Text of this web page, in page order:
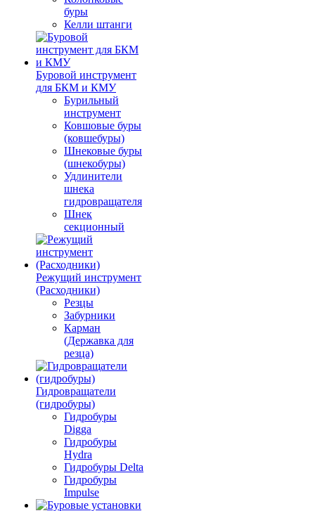
буры
Келли штанги
Буровой инструмент
для БКМ и КМУ
Бурильный
инструмент
Ковшовые буры
(ковшебуры)
Шнековые буры
(шнекобуры)
Удлинители
шнека
гидровращателя
Шнек
секционный
Режущий инструмент
(Расходники)
Резцы
Забурники
Карман
(Державка для
резца)
Гидровращатели
(гидробуры)
Гидробуры
Digga
Гидробуры
Hydra
Гидробуры Delta
Гидробуры
Impulse